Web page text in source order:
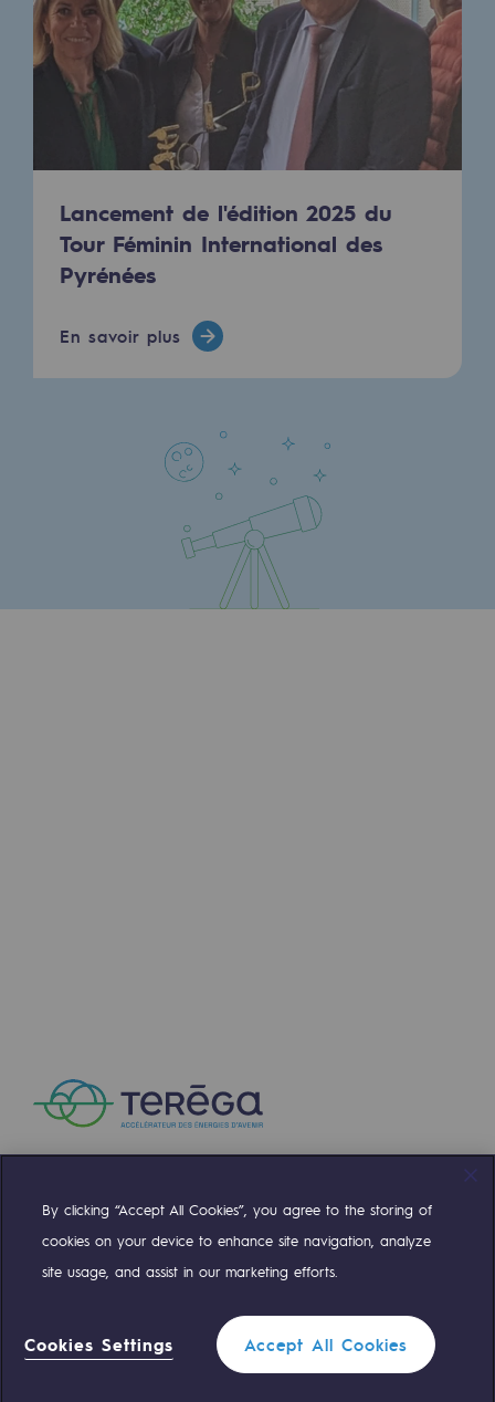
Hydrogène : Enjeux et opportunités
Production d'hydrogène
Transport d'hydrogène
Stockage d'hydrogène
Projet HySoW
Projet H2med
Appel à Manifestation d'Intérêt H2 et
Cartographie du réseau
Stratégie & Innovation
Notre stratégie d’innovation
Notre stratégie d’innovation
Objectif Recherche & Innovation :
Objectif Recherche & Innovation :
Evénements
L'édito Teréga
Lancement de l'édition 2025 du
Tour Féminin International des
Pyrénées
En savoir plus
Compte TwitterCompte Facebook
Compte LinkedinCompte Youtube
Standard Teréga 0 559 133 400
By clicking “Accept All Cookies”, you agree to the storing of
cookies on your device to enhance site navigation, analyze
site usage, and assist in our marketing efforts.
Cookies Settings Accept All Cookies